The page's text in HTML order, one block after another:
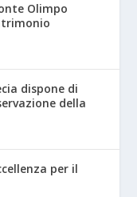
Olimpo
dispone di
della
per il